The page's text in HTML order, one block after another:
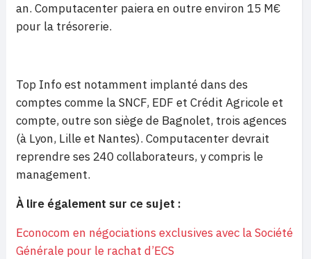
an. Computacenter paiera en outre environ 15 M€
pour la trésorerie.
Top Info est notamment implanté dans des
comptes comme la SNCF, EDF et Crédit Agricole et
compte, outre son siège de Bagnolet, trois agences
(à Lyon, Lille et Nantes). Computacenter devrait
reprendre ses 240 collaborateurs, y compris le
management.
À lire également sur ce sujet :
Econocom en négociations exclusives avec la Société
Générale pour le rachat d’ECS